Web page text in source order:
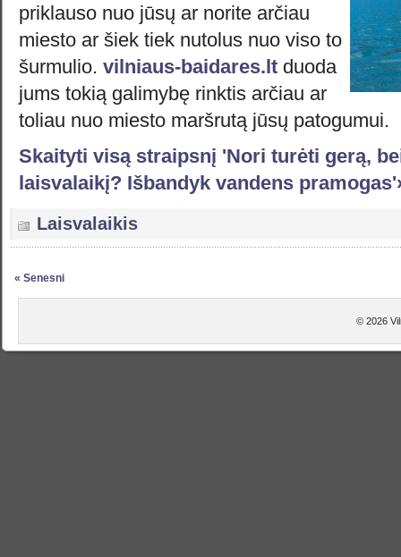
priklauso nuo jūsų ar norite arčiau
miesto ar šiek tiek nutolus nuo viso to
šurmulio. vilniaus-baidares.lt duoda
jums tokią galimybę rinktis arčiau ar
toliau nuo miesto maršrutą jūsų patogumui.
Skaityti visą straipsnį 'Nori turėti gerą,
laisvalaikį? Išbandyk vandens
Laisvalaikis
« Senesni
© 2026